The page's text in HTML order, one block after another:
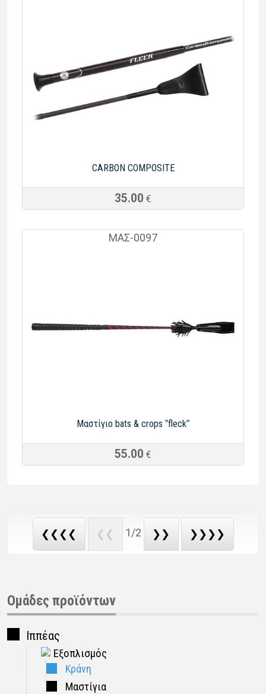
CARBON COMPOSITE
35.00 €
ΜΑΣ-0097
Μαστίγιο bats & crops ˮfleckˮ
55.00 €
❮❮❮❮ ❮❮ 1/2 ❯❯ ❯❯❯❯
Ομάδες προϊόντων
Ιππέας
Εξοπλισμός
Κράνη
Μαστίγια